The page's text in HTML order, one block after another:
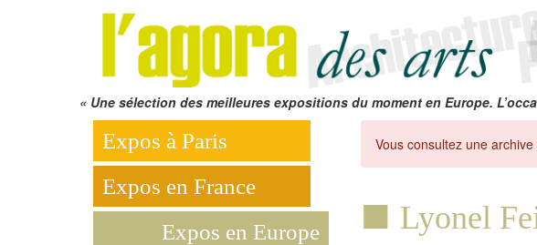
« Une sélection des meilleures expositions du moment en Europe.
Expos à Paris
Expos en France
Expos en Europe
Vous consultez une archive
Lyonel